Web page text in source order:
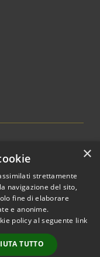
© 2026 • Comune di
•
Accesso
×
strettamente
navigazione del sito,
fine di elaborare
e anonime.
policy al seguente link
TUTTO